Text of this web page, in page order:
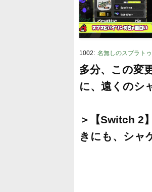
1002: 名無しのスプラト
多分、この変
に、遠くのシ
＞【Switch 2
きにも、シャ